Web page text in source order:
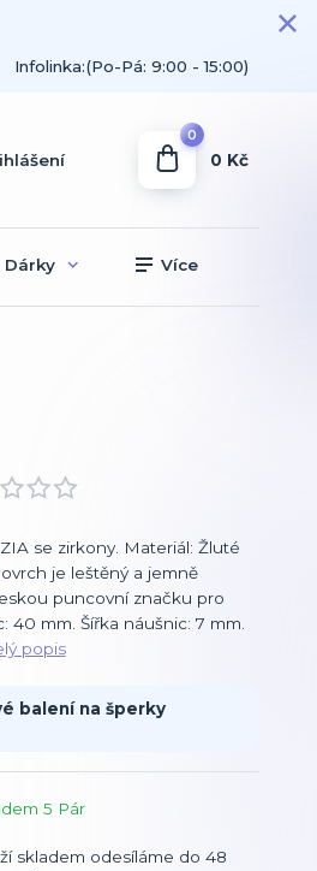
Infolinka:(Po-Pá: 9:00 - 15:00)
0
0 Kč
Dárky Více
se zirkony. Materiál: Žluté
je leštěný a jemně
puncovní značku pro
40 mm. Šířka náušnic: 7 mm.
popis
balení na šperky
5 Pár
skladem odesíláme do 48